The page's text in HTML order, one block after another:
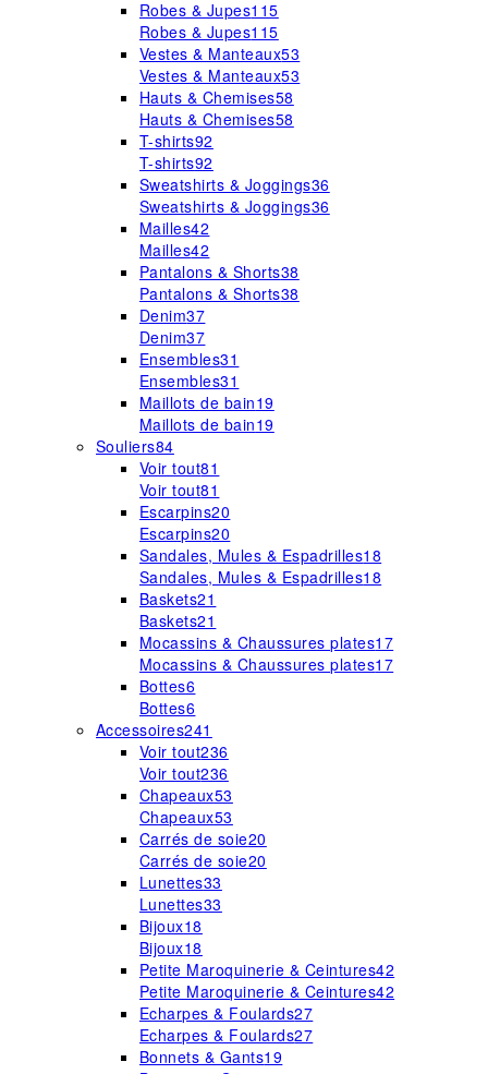
Robes & Jupes115
Robes & Jupes115
Vestes & Manteaux53
Vestes & Manteaux53
Hauts & Chemises58
Hauts & Chemises58
T-shirts92
T-shirts92
Sweatshirts & Joggings36
Sweatshirts & Joggings36
Mailles42
Mailles42
Pantalons & Shorts38
Pantalons & Shorts38
Denim37
Denim37
Ensembles31
Ensembles31
Maillots de bain19
Maillots de bain19
Souliers84
Voir tout81
Voir tout81
Escarpins20
Escarpins20
Sandales, Mules & Espadrilles18
Sandales, Mules & Espadrilles18
Baskets21
Baskets21
Mocassins & Chaussures plates17
Mocassins & Chaussures plates17
Bottes6
Bottes6
Accessoires241
Voir tout236
Voir tout236
Chapeaux53
Chapeaux53
Carrés de soie20
Carrés de soie20
Lunettes33
Lunettes33
Bijoux18
Bijoux18
Petite Maroquinerie & Ceintures42
Petite Maroquinerie & Ceintures42
Echarpes & Foulards27
Echarpes & Foulards27
Bonnets & Gants19